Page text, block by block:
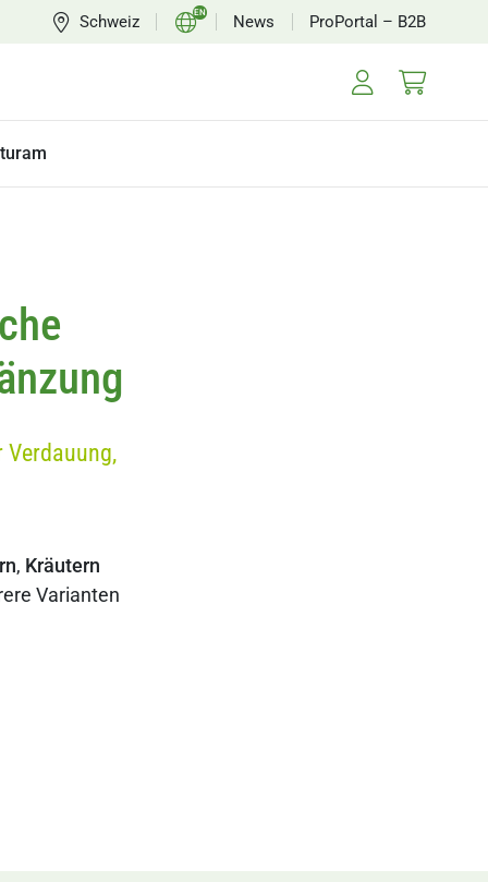
Schweiz EN News ProPortal – B2B
, Kräutern
Varianten